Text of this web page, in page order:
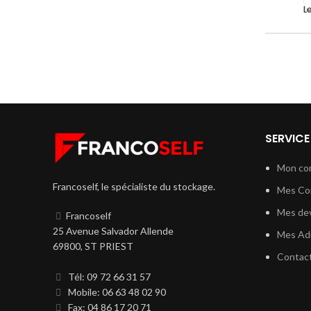
Francoself, le spécialiste du stockage.
Francoself
25 Avenue Salvador Allende
69800, ST PRIEST
Tél: 09 72 66 31 57
Mobile: 06 63 48 02 90
Fax: 04 86 17 20 71
Mon
Mes
Mes
Mes